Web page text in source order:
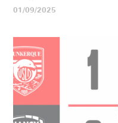
01/09/2025